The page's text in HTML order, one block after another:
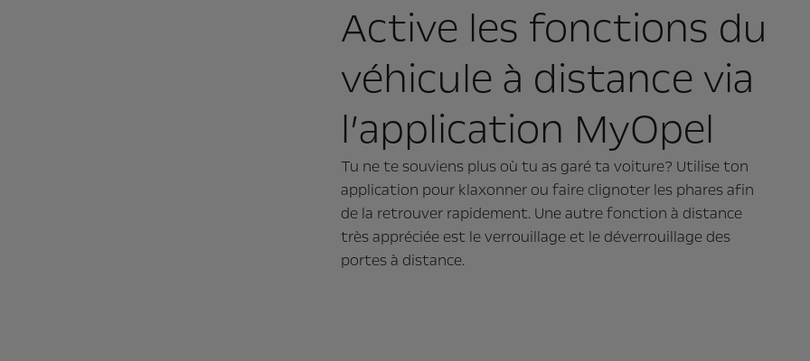
Active les fonctions du
véhicule à distance via
l’application MyOpel
Tu ne te souviens plus où tu as garé ta voiture? Utilise ton
application pour klaxonner ou faire clignoter les phares afin
de la retrouver rapidement. Une autre fonction à distance
très appréciée est le verrouillage et le déverrouillage des
portes à distance.